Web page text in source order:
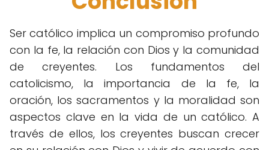
Ser católico implica un compromiso profundo
con la fe, la relación con Dios y la comunidad
de creyentes. Los fundamentos del
catolicismo, la importancia de la fe, la
oración, los sacramentos y la moralidad son
aspectos clave en la vida de un católico. A
través de ellos, los creyentes buscan crecer